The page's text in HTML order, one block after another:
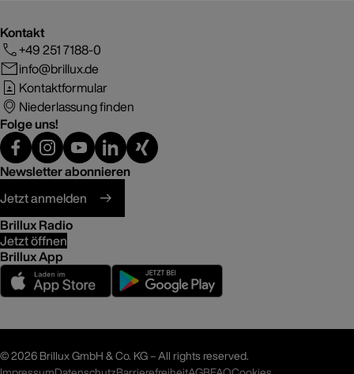
Kontakt
+49 251 7188-0
info@brillux.de
Kontaktformular
Niederlassung finden
Folge uns!
Newsletter abonnieren
Jetzt anmelden
Brillux Radio
Jetzt öffnen
Brillux App
©2026 Brillux GmbH & Co. KG – All rights reserved.